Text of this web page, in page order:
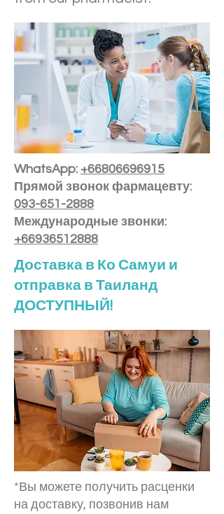
WhatsApp: +66806696915
Прямой звонок фармацевту:
093-651-2888
Международные звонки:
+66936512888
Доставка в Ко Самуи и
отправка в Таиланд
ДОСТУПНЫЙ!
*Вы можете получить расценки
на доставку, позвонив нам